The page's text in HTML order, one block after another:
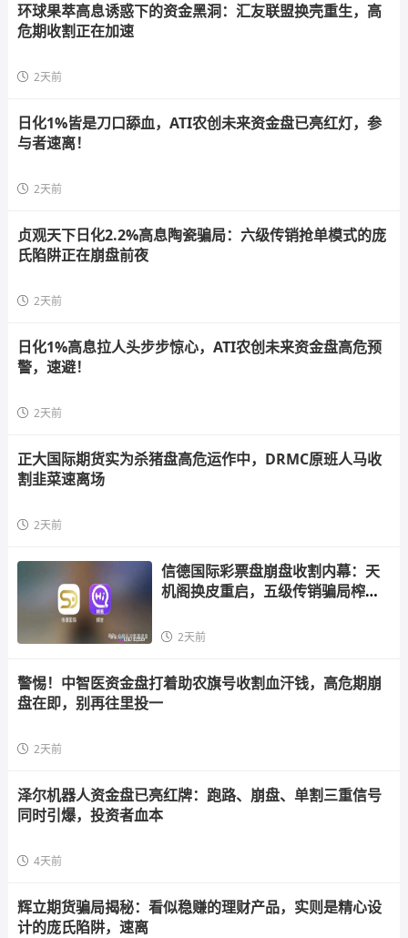
环球果萃高息诱惑下的资金黑洞：汇友联盟换壳重生，高
危期收割正在加速
2天前
日化1%皆是刀口舔血，ATI农创未来资金盘已亮红灯，参
与者速离！
2天前
贞观天下日化2.2%高息陶瓷骗局：六级传销抢单模式的庞
氏陷阱正在崩盘前夜
2天前
日化1%高息拉人头步步惊心，ATI农创未来资金盘高危预
警，速避！
2天前
正大国际期货实为杀猪盘高危运作中，DRMC原班人马收
割韭菜速离场
2天前
信德国际彩票盘崩盘收割内幕：天
机阁换皮重启，五级传销骗局榨干
2天前
警惕！中智医资金盘打着助农旗号收割血汗钱，高危期崩
盘在即，别再往里投一
2天前
泽尔机器人资金盘已亮红牌：跑路、崩盘、单割三重信号
同时引爆，投资者血本
4天前
辉立期货骗局揭秘：看似稳赚的理财产品，实则是精心设
计的庞氏陷阱，速离